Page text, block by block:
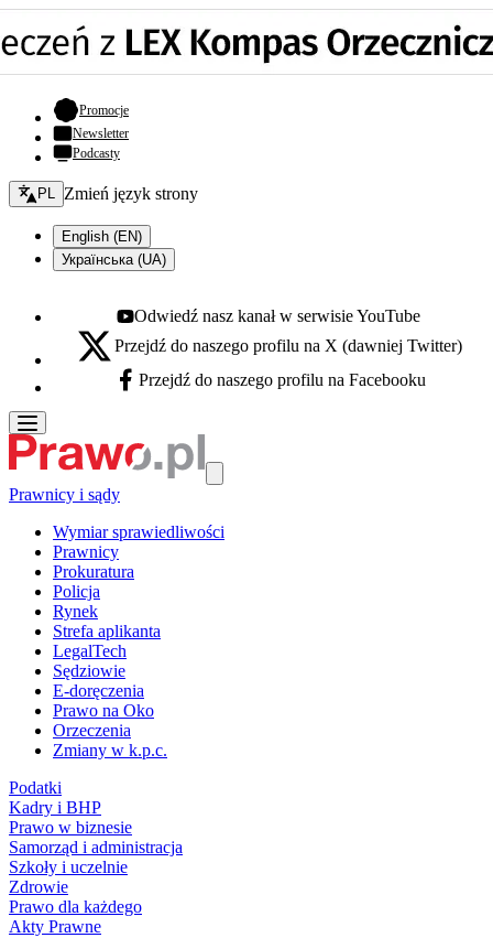
Promocje- otwiera się w nowej karcie
Newsletter
Podcasty
Zmień język - bieżący:
PL Zmień język strony
English (EN)
Українська (UA)
Youtube - otwiera się w nowej karcie
Odwiedź nasz kanał w serwisie YouTube
X - otwiera się w nowej karcie
Przejdź do naszego profilu na X (dawniej Twitter)
Facebook - otwiera się w nowej karcie
Przejdź do naszego profilu na Facebooku
Prawnicy i sądy
Wymiar sprawiedliwości
Prawnicy
Prokuratura
Policja
Rynek
Strefa aplikanta
LegalTech
Sędziowie
E-doręczenia
Prawo na Oko
Orzeczenia
Zmiany w k.p.c.
Podatki
Kadry i BHP
Prawo w biznesie
Samorząd i administracja
Szkoły i uczelnie
Zdrowie
Prawo dla każdego
Akty Prawne